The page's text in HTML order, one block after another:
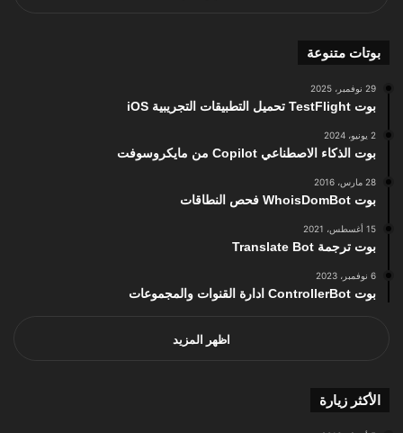
بوتات متنوعة
29 نوفمبر، 2025
بوت TestFlight تحميل التطبيقات التجريبية iOS
2 يونيو، 2024
بوت الذكاء الاصطناعي Copilot من مايكروسوفت
28 مارس، 2016
بوت WhoisDomBot فحص النطاقات
15 أغسطس، 2021
بوت ترجمة Translate Bot
6 نوفمبر، 2023
بوت ControllerBot ادارة القنوات والمجموعات
اظهر المزيد
الأكثر زيارة